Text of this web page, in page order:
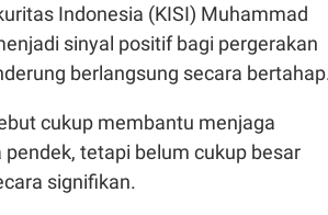
Indonesia (KISI) Muhammad
sinyal positif bagi pergerakan
berlangsung secara bertahap.
cukup membantu menjaga
tetapi belum cukup besar
signifikan.